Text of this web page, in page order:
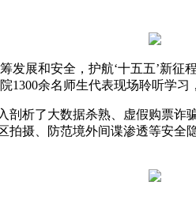
展和安全，护航‘十五五’新征
余名师生代表现场聆听学习
了大数据杀熟、虚假购票诈
摄、防范境外间谍渗透等安